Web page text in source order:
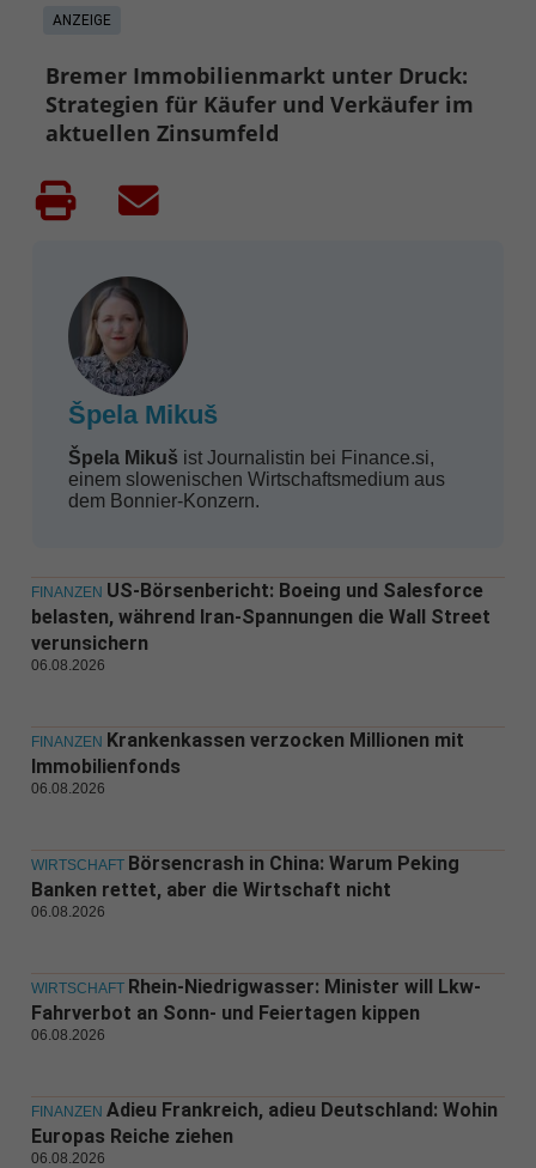
ANZEIGE
Bremer Immobilienmarkt unter Druck:
Strategien für Käufer und Verkäufer im
aktuellen Zinsumfeld
Špela Mikuš
Špela Mikuš ist Journalistin bei Finance.si,
einem slowenischen Wirtschaftsmedium aus
dem Bonnier-Konzern.
FINANZEN US-Börsenbericht: Boeing und Salesforce
belasten, während Iran-Spannungen die Wall Street
verunsichern
06.08.2026
FINANZEN Krankenkassen verzocken Millionen mit
Immobilienfonds
06.08.2026
WIRTSCHAFT Börsencrash in China: Warum Peking
Banken rettet, aber die Wirtschaft nicht
06.08.2026
WIRTSCHAFT Rhein-Niedrigwasser: Minister will Lkw-
Fahrverbot an Sonn- und Feiertagen kippen
06.08.2026
FINANZEN Adieu Frankreich, adieu Deutschland: Wohin
Europas Reiche ziehen
06.08.2026